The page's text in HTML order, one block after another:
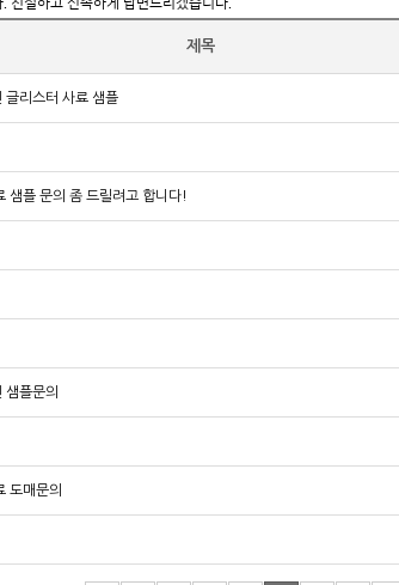
제목
글리스터 사료 샘플
샘플 문의 좀 드릴려고 합니다!
샘플문의
도매문의